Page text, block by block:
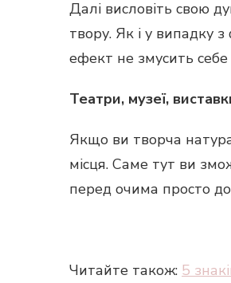
Далі висловіть свою
твору. Як і у випадку з
ефект не змусить
Театри, музеї,
Якщо ви творча
місця. Саме тут ви
перед очима просто
Читайте також: 5